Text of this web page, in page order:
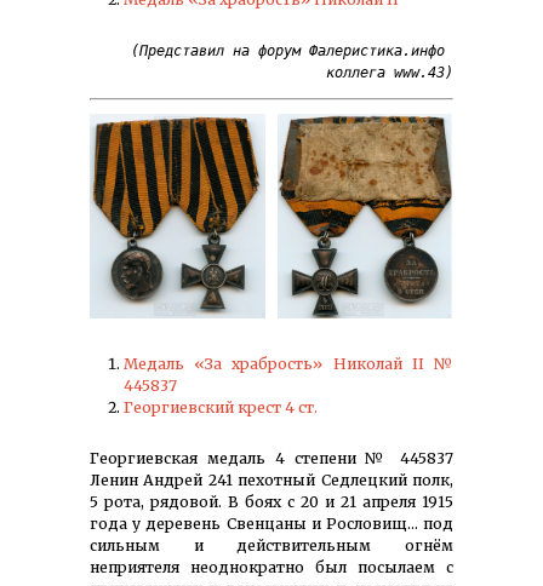
(Представил на форум Фалеристика.инфо
коллега www.43)
Медаль «За храбрость» Николай II №
445837
Георгиевский крест 4 ст.
Георгиевская медаль 4 степени № 445837
Ленин Андрей 241 пехотный Седлецкий полк,
5 рота, рядовой. В боях с 20 и 21 апреля 1915
года у деревень Свенцаны и Рословищ… под
сильным и действительным огнём
неприятеля неоднократно был посылаем с